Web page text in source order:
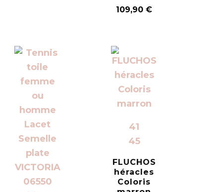
109,90€
41
45
FLUCHOS
héracles
Coloris